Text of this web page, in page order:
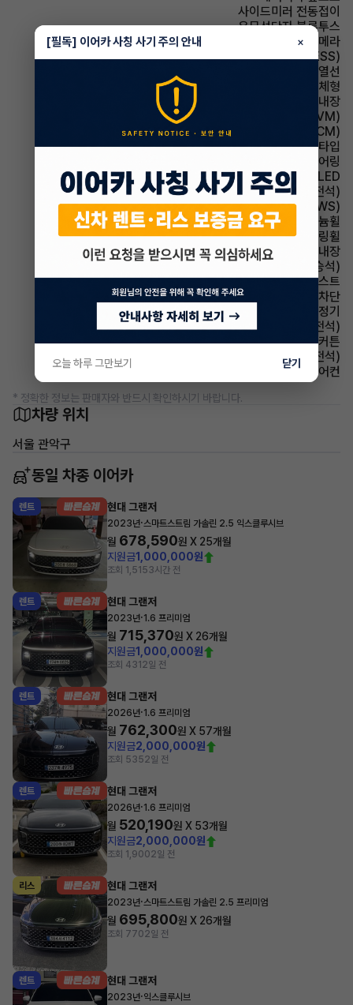
사이드미러 전동접이
유무선단자 블루투스
주차보조 후방카메라
주행안전 급제동경보시스템(ESS)
사이드미러 열선
사이드미러 방향지시등 일체형
룸미러 하이패스 내장
주차보조 어라운드뷰(AVM)
룸미러 전자식 룸미러(ECM)
헤드램프 프로젝션 타입
스티어링휠 텔레스코픽 스티어링
헤드램프 LED
시트 통풍시트(운전석)
주행안전 차선이탈경보(LDWS)
휠타이어 알루미늄휠
스티어링휠 속도감응식 스티어링휠
스티어링휠 열선내장
시트 통풍시트(동승석)
헤드램프 하이빔 어시스트
윈드실드(앞유리) 자외선 차단
에어컨 공기청정기
시트 메모리시트(운전석)
에어백 커튼
시트 전동시트(운전석)
에어컨 풀오토에어컨
* 정확한 정보는 판매자와 반드시 확인하시기 바랍니다.
차량 위치
서울 관악구
동일 차종 이어카
렌트 현대 그랜저
2023년·스마트스트림 가솔린 2.5 익스클루시브
월 678,590원 X 25개월
지원금1,000,000원
조회 1,5153시간 전
렌트 현대 그랜저
2023년·1.6 프리미엄
월 715,370원 X 26개월
지원금1,000,000원
조회 431 2일 전
렌트 현대 그랜저
2026년·1.6 프리미엄
월 762,300원 X 57개월
지원금2,000,000원
조회 5352일 전
렌트 현대 그랜저
2026년·1.6 프리미엄
월 520,190원 X 53개월
지원금2,000,000원
조회 1,9002일 전
리스 현대 그랜저
2023년·스마트스트림 가솔린 2.5 프리미엄
월 695,800원 X 26개월
조회 7702일 전
렌트 현대 그랜저
2023년·익스클루시브
[필독] 이어카 사칭 사기 주의 안내 ×
오늘 하루 그만보기 닫기